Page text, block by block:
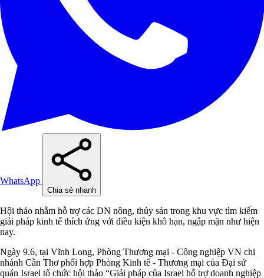
WhatsApp
Chia sẻ nhanh
Hội thảo nhằm hỗ trợ các DN nông, thủy sản trong khu vực tìm kiếm
giải pháp kinh tế thích ứng với điều kiện khô hạn, ngập mặn như hiện
nay.
Ngày 9.6, tại Vĩnh Long, Phòng Thương mại - Công nghiệp VN chi
nhánh Cần Thơ phối hợp Phòng Kinh tế - Thương mại của Đại sứ
quán Israel tổ chức hội thảo “Giải pháp của Israel hỗ trợ doanh nghiệp